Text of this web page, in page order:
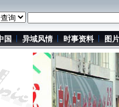
国 异域风情 时事资料 图